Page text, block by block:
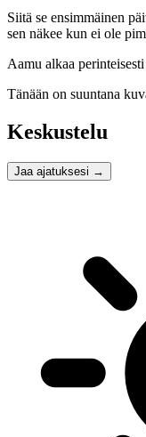
Siitä se ensimmäinen
sen näkee kun ei ole
Aamu alkaa
Tänään on suuntana
Keskustelu
Jaa ajatuksesi →